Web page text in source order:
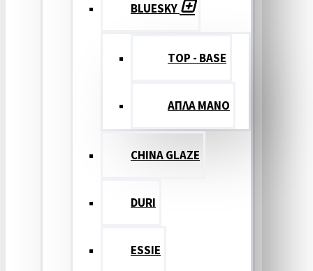
BLUESKY
TOP - BASE
ΑΠΛΑ ΜΑΝΟ
CHINA GLAZE
DURI
ESSIE